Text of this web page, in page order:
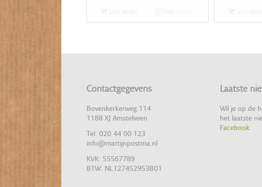
Contactgegevens
Bovenkerkerweg 114
1188 XJ Amstelveen
Tel: 020 44 00 123
info@martijnpostma.nl
KVK: 55567789
BTW: NL127452953B01
Laatste
Wil je op de
het laatste
Facebook